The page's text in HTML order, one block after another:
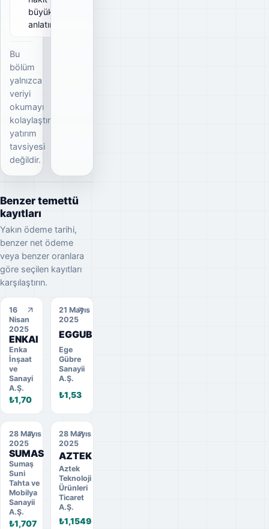
büyüklüğünü
anlatır.
Bu
bölüm
yalnızca
veriyi
okumayı
kolaylaştırır;
yatırım
tavsiyesi
değildir.
Benzer temettü
kayıtları
Yakın ödeme tarihi,
benzer net ödeme
veya benzer oranlara
göre seçilen kayıtları
karşılaştırın.
16
Nisan
2025
ENKAI
Enka
İnşaat
ve
Sanayi
A.Ş.
₺1,70
21 Mayıs
2025
EGGUB
Ege
Gübre
Sanayii
A.Ş.
₺1,53
28 Mayıs
2025
SUMAS
Sumaş
Suni
Tahta ve
Mobilya
Sanayii
A.Ş.
₺1,707
28 Mayıs
2025
AZTEK
Aztek
Teknoloji
Ürünleri
Ticaret
A.Ş.
₺1,1549